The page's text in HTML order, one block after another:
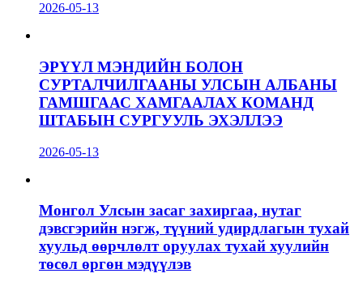
2026-05-13
ЭРҮҮЛ МЭНДИЙН БОЛОН
СУРТАЛЧИЛГААНЫ УЛСЫН АЛБАНЫ
ГАМШГААС ХАМГААЛАХ КОМАНД
ШТАБЫН СУРГУУЛЬ ЭХЭЛЛЭЭ
2026-05-13
Монгол Улсын засаг захиргаа, нутаг
дэвсгэрийн нэгж, түүний удирдлагын тухай
хуульд өөрчлөлт оруулах тухай хуулийн
төсөл өргөн мэдүүлэв